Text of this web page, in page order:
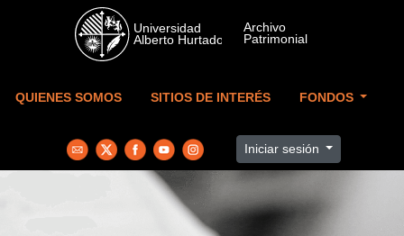
Skip to main content
QUIENES SOMOS SITIOS DE INTERÉS FONDOS
Iniciar sesión